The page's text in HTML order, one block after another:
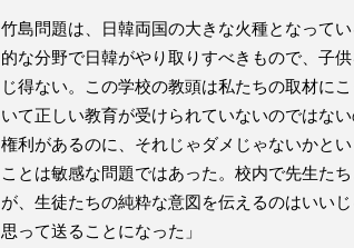
竹島問題は、日韓両国の大きな火種となって
的な分野で日韓がやり取りすべきもので、子
じ得ない。この学校の教頭は私たちの取材に
いて正しい教育が受けられていないのではな
権利があるのに、それじゃダメじゃないかと
ことは敏感な問題ではあった。校内で先生た
が、生徒たちの純粋な意図を伝えるのはいい
思って送ることになった」